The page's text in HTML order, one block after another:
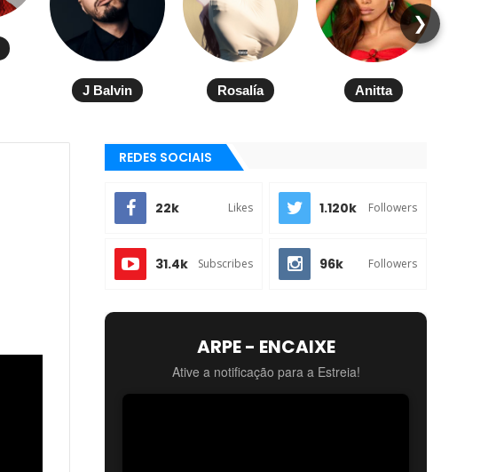
J Balvin Rosalía Anitta
❯
REDES SOCIAIS
22k Likes 1.120k Followers
31.4k Subscribes 96k Followers
ARPE - ENCAIXE
Ative a notificação para a Estreia!